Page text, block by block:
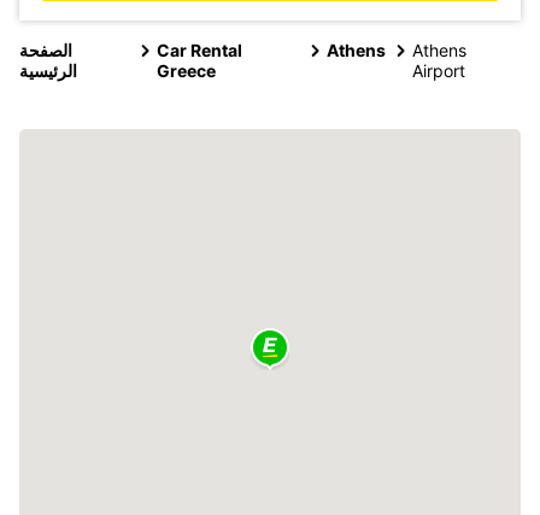
الصفحة
الرئيسية
Car Rental
Greece
Athens
Athens
Airport